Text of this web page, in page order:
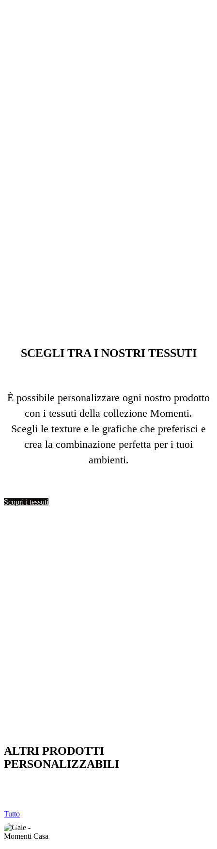
SCEGLI TRA I NOSTRI TESSUTI
È possibile personalizzare ogni nostro prodotto
con i tessuti della collezione Momenti.
Scegli le texture e le grafiche che preferisci e
crea la combinazione perfetta per i tuoi
ambienti.
Scopri i tessuti
ALTRI PRODOTTI
PERSONALIZZABILI
Tutto